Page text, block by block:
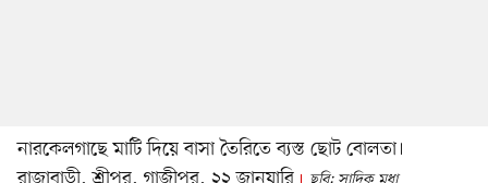
নারকেলগাছে মাটি দিয়ে বাসা তৈরিতে ব্যস্ত ছোট বোলতা।